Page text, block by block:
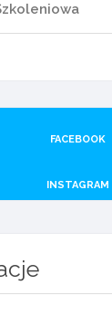
FACEBOOK
INSTAGRAM